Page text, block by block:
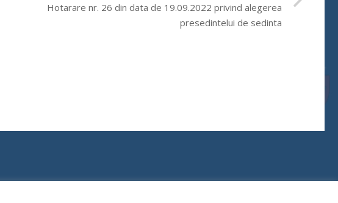
Hotarare nr. 26 din data de 19.09.2022 privind alegerea
presedintelui de sedinta